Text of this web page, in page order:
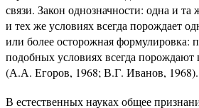
связи. Закон однозначности: одна и
и тех же условиях всегда порождает
или более осторожная
подобных условиях всегда порождают
(А.А. Егоров, 1968; В.Г. Иванов, 1968).
В естественных науках общее